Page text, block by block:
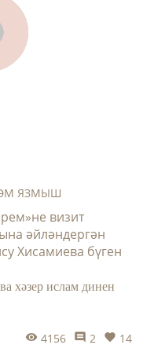
ЯЗМЫШ
визит
әйләндергән
Хисамиева бүген
хәзер ислам динен
4156 2 14